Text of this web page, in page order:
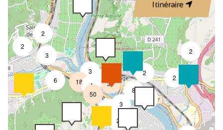
Itinéraire
2
2
2
2
2
8
2
3
6
3
4
18
2
3
50
31